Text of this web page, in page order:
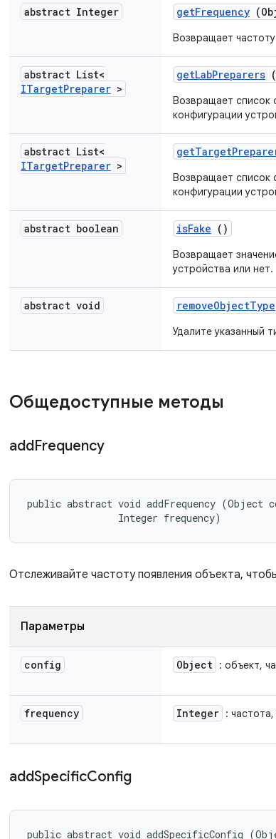
abstract Integer getFrequency
Возвращает
abstract List<
ITargetPreparer >
getLabPreparers
Возвращает список
конфигурации
abstract List<
ITargetPreparer >
getTarget
Возвращает список
конфигурации
abstract boolean isFake ()
Возвращает
устройства или нет.
abstract void removeObjectType
Удалите указанный
Общедоступные методы
addFrequency
public abstract void addFrequency (Object
                Integer frequency)
Отслеживайте частоту появления объекта,
Параметры
config Object : объект,
frequency Integer :
addSpecificConfig
public abstract void addSpecificConfig